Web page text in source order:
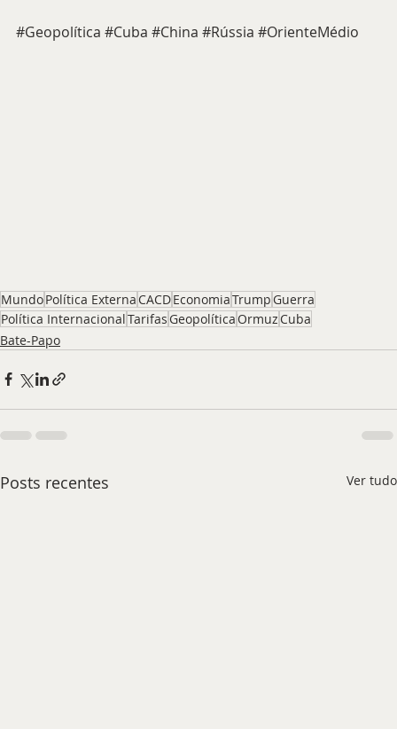
#Geopolítica #Cuba #China #Rússia #OrienteMédio
MundoPolítica Externa CACDEconomiaTrump Guerra
Política InternacionalTarifas Geopolítica Ormuz Cuba
Bate-Papo
Posts recentes Ver tudo